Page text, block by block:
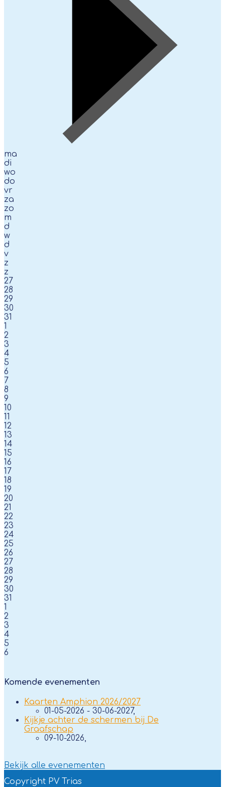
ma
di
wo
do
vr
za
zo
m
d
w
d
v
z
z
27
28
29
30
31
1
2
3
4
5
6
7
8
9
10
11
12
13
14
15
16
17
18
19
20
21
22
23
24
25
26
27
28
29
30
31
1
2
3
4
5
6
Komende evenementen
Kaarten Amphion 2026/2027
01-05-2026 - 30-06-2027,
Kijkje achter de schermen bij De
Graafschap
09-10-2026,
Bekijk alle evenementen
Copyright PV Trias